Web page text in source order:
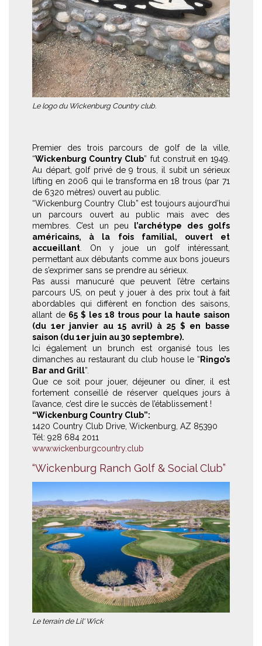
Le logo du Wickenburg Country club.
Premier des trois parcours de golf de la ville,
“Wickenburg Country Club” fut construit en 1949.
Au départ, golf privé de 9 trous, il subit un sérieux
lifting en 2006 qui le transforma en 18 trous (par 71
de 6320 mètres) ouvert au public.
“Wickenburg Country Club” est toujours aujourd’hui
un parcours ouvert au public mais avec des
membres. C’est un peu
l’archétype des golfs
américains, à la fois familial, ouvert et
accueillant . On y joue un golf intéressant,
permettant aux débutants comme aux bons joueurs
de s’exprimer sans se prendre au sérieux.
Pas aussi manucuré que peuvent l’être certains
parcours US, on peut y jouer à des prix tout à fait
abordables qui diffèrent en fonction des saisons,
allant de 65 $ les 18 trous pour la haute saison
(du 1er janvier au 15 avril) à 25 $ en basse
saison (du 1er juin au 30 septembre).
Ici également un brunch est organisé tous les
dimanches au restaurant du club house le “ Ringo’s
Bar and Grill”.
Que ce soit pour jouer, déjeuner ou dîner, il est
fortement conseillé de réserver quelques jours à
l’avance, c’est dire le succès de l’établissement !
“Wickenburg Country Club”:
1420 Country Club Drive, Wickenburg, AZ 85390
Tél: 928 684 2011
www.wickenburgcountry.club
“Wickenburg Ranch Golf & Social Club”
Le terrain de Lil' Wick